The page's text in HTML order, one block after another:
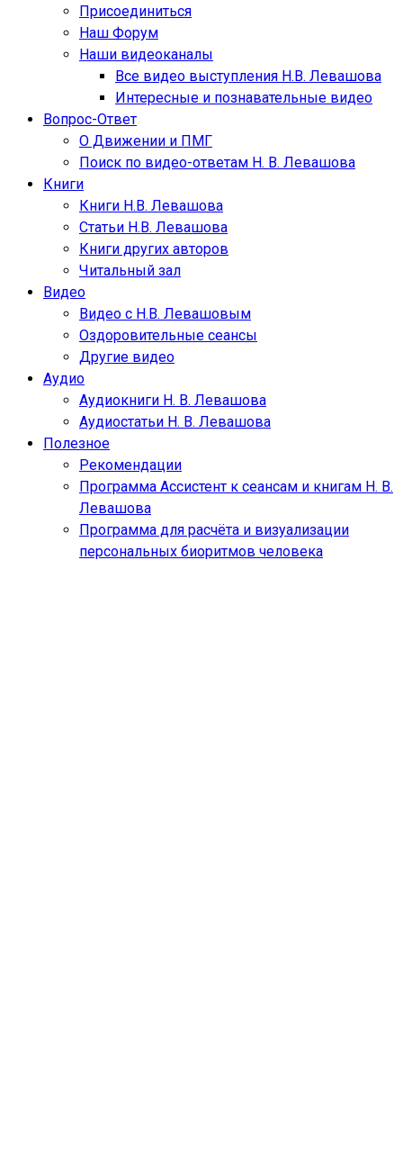
Присоединиться
Наш Форум
Наши видеоканалы
Все видео выступления Н.В. Левашова
Интересные и познавательные видео
Вопрос-Ответ
О Движении и ПМГ
Поиск по видео-ответам Н. В. Левашова
Книги
Книги Н.В. Левашова
Статьи Н.В. Левашова
Книги других авторов
Читальный зал
Видео
Видео с Н.В. Левашовым
Оздоровительные сеансы
Другие видео
Аудио
Аудиокниги Н. В. Левашова
Аудиостатьи Н. В. Левашова
Полезное
Рекомендации
Программа Ассистент к сеансам и книгам Н. В.
Левашова
Программа для расчёта и визуализации
персональных биоритмов человека